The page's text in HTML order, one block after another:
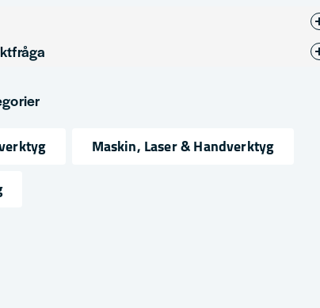
denna produkten...
Maskin, Laser & Handverktyg